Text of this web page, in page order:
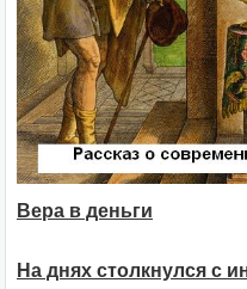
Вера в деньги
На днях столкнулся с